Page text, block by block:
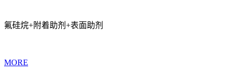
氟硅烷+附着助剂+表面助剂
MORE